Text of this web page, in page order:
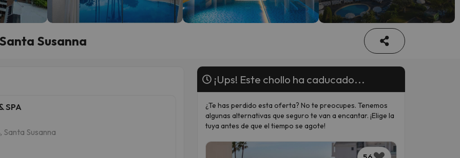
Susanna
SPA
Santa Susanna
¡Ups! Este chollo ha caducado...
¿Te has perdido esta oferta? No te preocupes. Tenemos
algunas alternativas que seguro te van a encantar. ¡Elige la
tuya antes de que el tiempo se agote!